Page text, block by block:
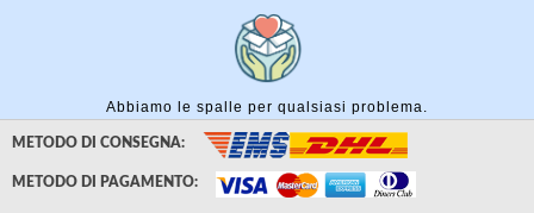
Abbiamo le spalle per qualsiasi problema.
METODO DI CONSEGNA:
METODO DI PAGAMENTO: